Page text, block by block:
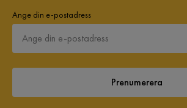
Bra produkt som ger ett bra resultat.
Har ej haft någon kontakt med
inte hur bra den är.
6 år sedan
Ronny C
Ange din e-postadress
Prenumerera